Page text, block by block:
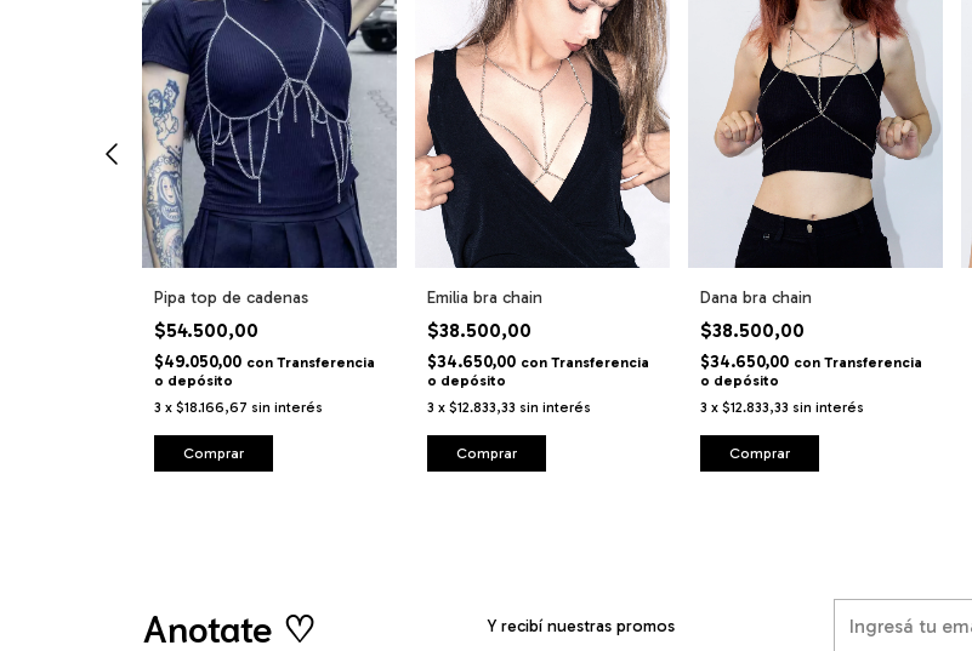
Pipa top de cadenas
$54.500,00
$49.050,00 con Transferencia
o depósito
3 x $18.166,67 sin interés
Comprar
Emilia bra chain
$38.500,00
$34.650,00 con Transferencia
o depósito
3 x $12.833,33 sin interés
Comprar
Dana bra chain
$38.500,00
$34.650,00 con Transferencia
o depósito
3 x $12.833,33 sin interés
Comprar
Anotate ♡ Y recibí nuestras promos